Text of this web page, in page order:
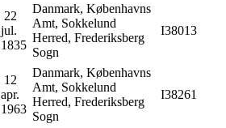
22
jul.
1835
Danmark, Københavns
Amt, Sokkelund
Herred, Frederiksberg
Sogn
I38013
12
apr.
1963
Danmark, Københavns
Amt, Sokkelund
Herred, Frederiksberg
Sogn
I38261